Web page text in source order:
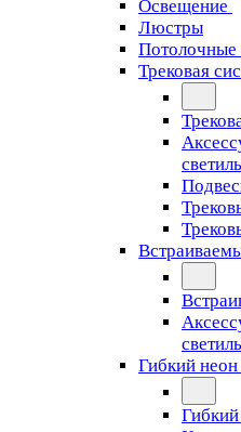
Освещение
Люстры
Потолочные
Трековая
Гибкий неон